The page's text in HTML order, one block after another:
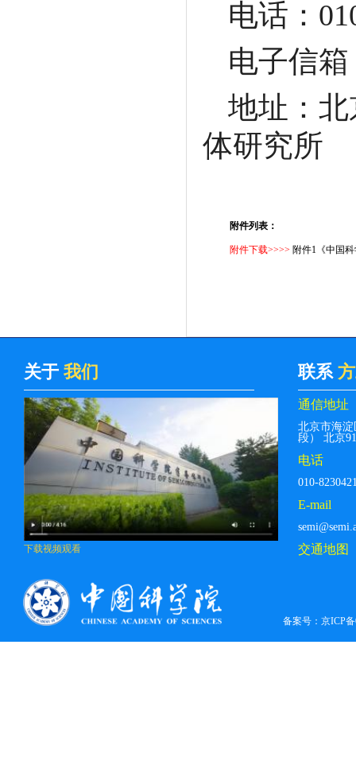
电话：
电子信箱
地址：
体研究所
附件列表：
附件下载>>>> 附件1《中国
关于 我们
下载视频观看
联系
通信地址
北京市海
段） 北京
电话
010-
E-mail
交通地图
备案号： 京ICP